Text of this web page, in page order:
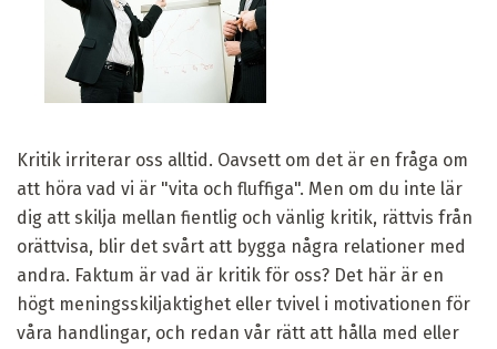
Kritik irriterar oss alltid. Oavsett om det är en fråga om
att höra vad vi är "vita och fluffiga". Men om du inte lär
dig att skilja mellan fientlig och vänlig kritik, rättvis från
orättvisa, blir det svårt att bygga några relationer med
andra. Faktum är vad är kritik för oss? Det här är en
högt meningsskiljaktighet eller tvivel i motivationen för
våra handlingar, och redan vår rätt att hålla med eller